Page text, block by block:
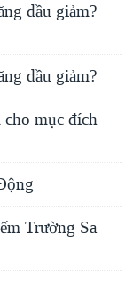
dầu giảm?
dầu giảm?
cho mục đích
Trường Sa